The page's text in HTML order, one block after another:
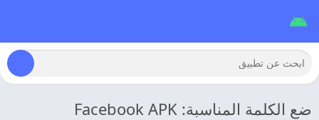
ضع الكلمة المناسبة: Facebook APK